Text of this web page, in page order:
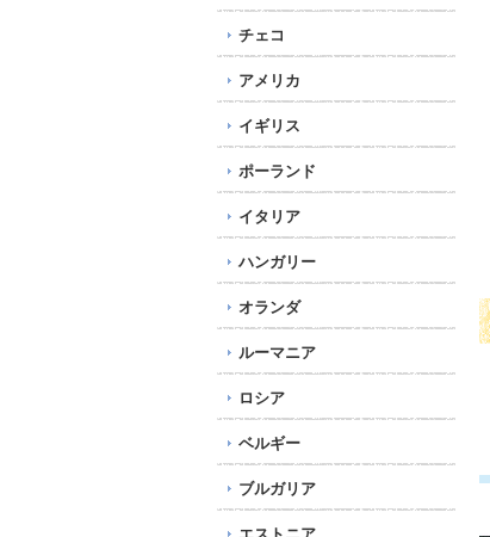
チェコ
アメリカ
イギリス
ポーランド
イタリア
ハンガリー
オランダ
ルーマニア
ロシア
ベルギー
ブルガリア